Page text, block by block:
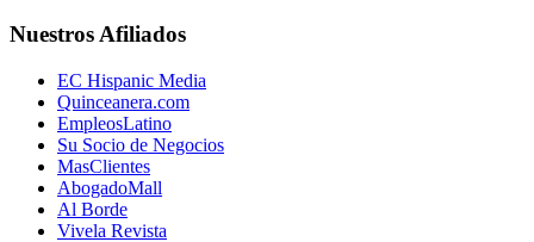
Nuestros Afiliados
EC Hispanic Media
Quinceanera.com
EmpleosLatino
Su Socio de Negocios
MasClientes
AbogadoMall
Al Borde
Vivela Revista